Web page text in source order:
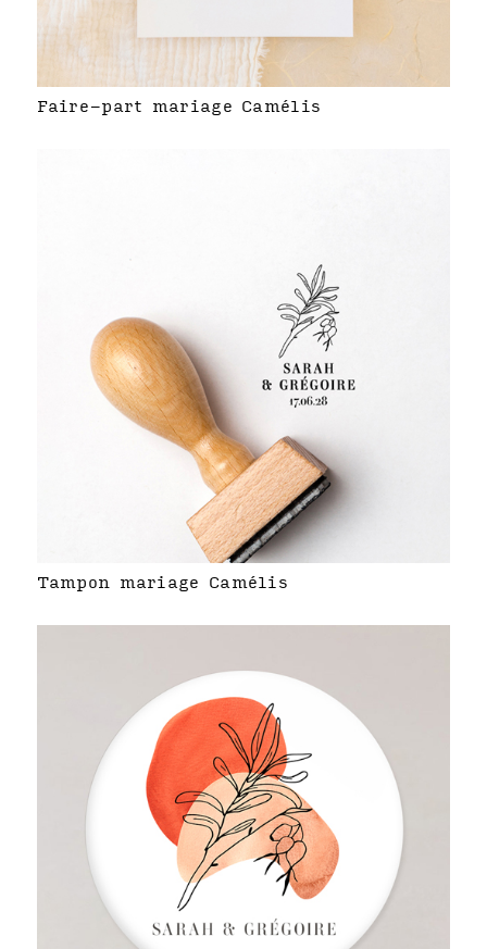
Faire-part mariage Camélis
Tampon mariage Camélis